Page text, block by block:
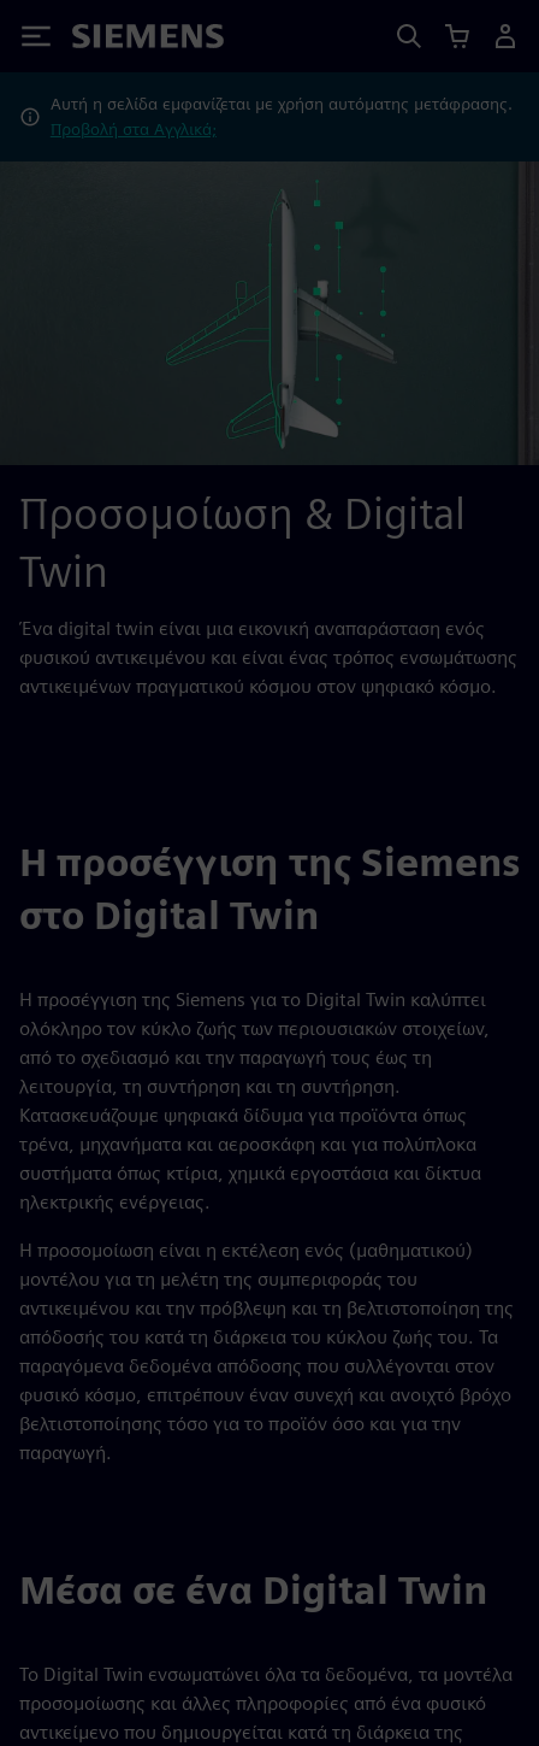
Siemens
Αυτή η σελίδα εμφανίζεται με χρήση αυτόματης μετάφρασης.
Προβολή στα Αγγλικά;
Προσομοίωση & Digital
Twin
Ένα digital twin είναι μια εικονική αναπαράσταση ενός
φυσικού αντικειμένου και είναι ένας τρόπος ενσωμάτωσης
αντικειμένων πραγματικού κόσμου στον ψηφιακό κόσμο.
Η προσέγγιση της Siemens
στο Digital Twin
Η προσέγγιση της Siemens για το Digital Twin καλύπτει
ολόκληρο τον κύκλο ζωής των περιουσιακών στοιχείων,
από το σχεδιασμό και την παραγωγή τους έως τη
λειτουργία, τη συντήρηση και τη συντήρηση.
Κατασκευάζουμε ψηφιακά δίδυμα για προϊόντα όπως
τρένα, μηχανήματα και αεροσκάφη και για πολύπλοκα
συστήματα όπως κτίρια, χημικά εργοστάσια και δίκτυα
ηλεκτρικής ενέργειας.
Η προσομοίωση είναι η εκτέλεση ενός (μαθηματικού)
μοντέλου για τη μελέτη της συμπεριφοράς του
αντικειμένου και την πρόβλεψη και τη βελτιστοποίηση της
απόδοσής του κατά τη διάρκεια του κύκλου ζωής του. Τα
παραγόμενα δεδομένα απόδοσης που συλλέγονται στον
φυσικό κόσμο, επιτρέπουν έναν συνεχή και ανοιχτό βρόχο
βελτιστοποίησης τόσο για το προϊόν όσο και για την
παραγωγή.
Μέσα σε ένα Digital Twin
Το Digital Twin ενσωματώνει όλα τα δεδομένα, τα μοντέλα
προσομοίωσης και άλλες πληροφορίες από ένα φυσικό
αντικείμενο που δημιουργείται κατά τη διάρκεια της